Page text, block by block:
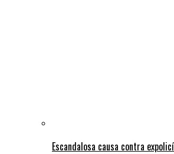
Escandalosa causa contra